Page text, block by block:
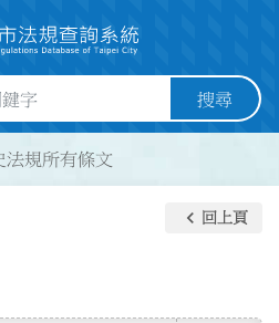
搜尋
法規所有條文
keyboard_arrow_left 回上頁